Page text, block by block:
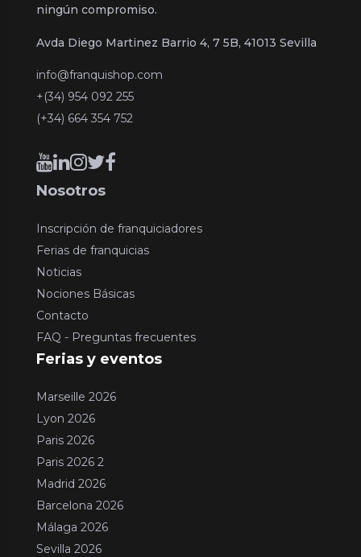
ningún compromiso.
Avda Diego Martinez Barrio 4, 7 5B, 41013 Sevilla
info@franquishop.com
+(34) 954 092 255
(+34) 664 354 752
Nosotros
Inscripción de franquiciadores
Ferias de franquicias
Noticias
Nociones Básicas
Contacto
FAQ - Preguntas frecuentes
Ferias y eventos
Marseille 2026
Lyon 2026
Paris 2026
Paris 2026 2
Madrid 2026
Barcelona 2026
Málaga 2026
Sevilla 2026